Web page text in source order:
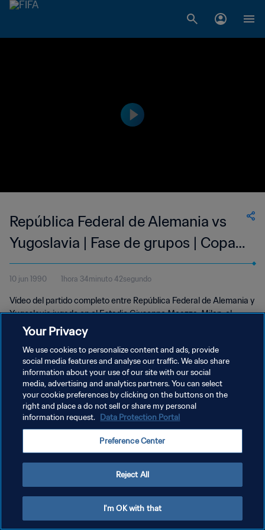
República Federal de Alemania vs
Yugoslavia | Fase de grupos | Copa
Mundial de la FIFA Italia 1990™ |
Partido completo
10 jun 1990 1hora 34minuto 42segundo
Vídeo del partido completo entre República Federal de Alemania y
Yugoslavia jugado en el Estadio Giuseppe Meazza, Milan, el
domingo 10 de junio de 1990.
POLÍTICA DE PRIVACIDAD
TÉRMINOS DE SERVICIO
AJUSTAR LA CONFIGURACIÓN DE LAS COOKIES
Your Privacy
We use cookies to personalize content and ads, provide
social media features and analyse our traffic. We also share
information about your use of our site with our social
media, advertising and analytics partners. You can select
your cookie preferences by clicking on the buttons on the
right and place a do not sell or share my personal
information request. Data Protection Portal
Preference Center
Reject All
I'm OK with that